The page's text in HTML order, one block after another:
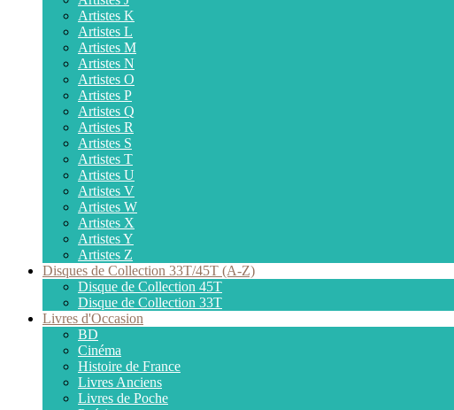
Artistes K
Artistes L
Artistes M
Artistes N
Artistes O
Artistes P
Artistes Q
Artistes R
Artistes S
Artistes T
Artistes U
Artistes V
Artistes W
Artistes X
Artistes Y
Artistes Z
Disques de Collection 33T/45T (A-Z)
Disque de Collection 45T
Disque de Collection 33T
Livres d'Occasion
BD
Cinéma
Histoire de France
Livres Anciens
Livres de Poche